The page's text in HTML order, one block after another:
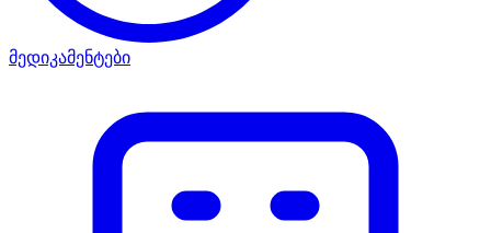
მედიკამენტები